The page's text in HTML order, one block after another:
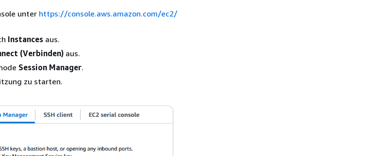
unter https://console.aws.amazon.com/ec2/
Instances aus.
(Verbinden) aus.
Session Manager.
zu starten.